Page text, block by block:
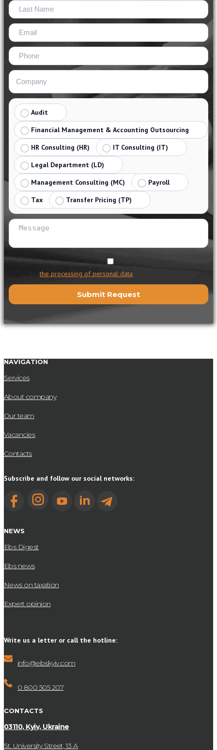
Audit
Financial Management & Accounting Outsourcing
HR Consulting (HR)
IT Consulting (IT)
Legal Department (LD)
Management Consulting (MC)
Payroll
Tax
Transfer Pricing (TP)
I agree tothe processing of personal data
NAVIGATION
Services
About company
Our team
Vacancies
Contacts
Subscribe and follow our social networks:
NEWS
Ebs Digest
Ebs news
News on taxation
Expert opinion
Write us a letter or call the hotline:
info@ebskyiv.com
0 800 505 207
CONTACTS
03110, Kyiv, Ukraine
St. University Street, 13 А